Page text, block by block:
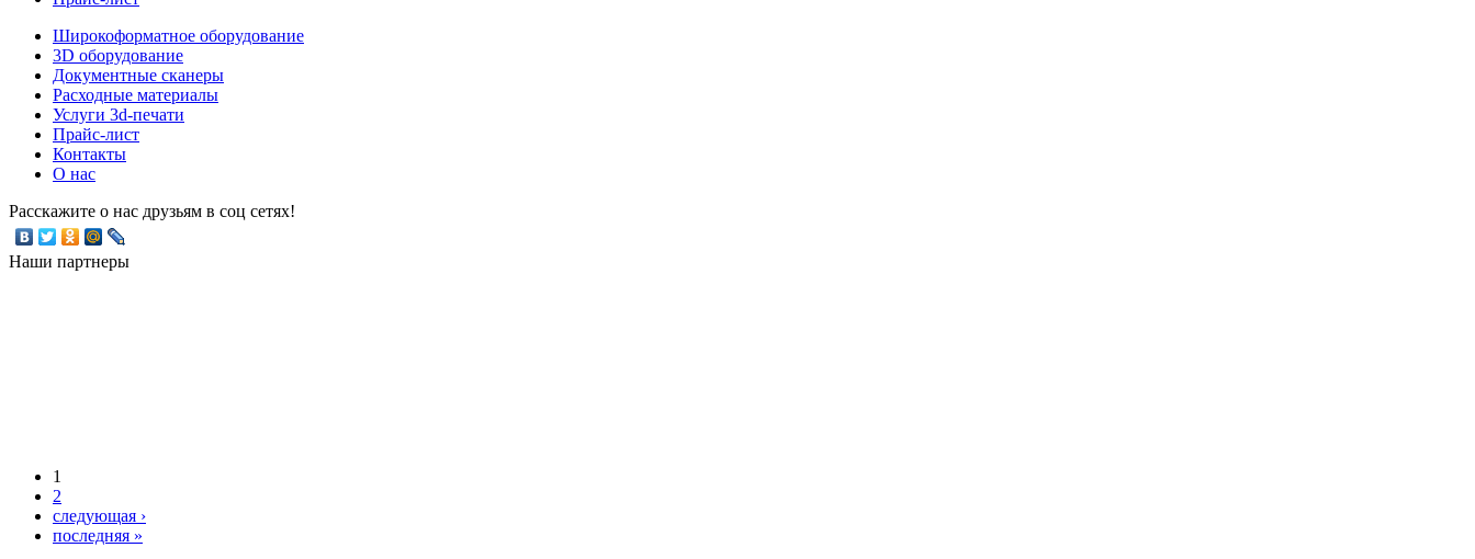
Широкоформатное оборудование
3D оборудование
Документные сканеры
Расходные материалы
Услуги 3d-печати
Прайс-лист
Контакты
О нас
Расскажите о нас друзьям в соц сетях!
Наши партнеры
1
2
следующая ›
последняя »